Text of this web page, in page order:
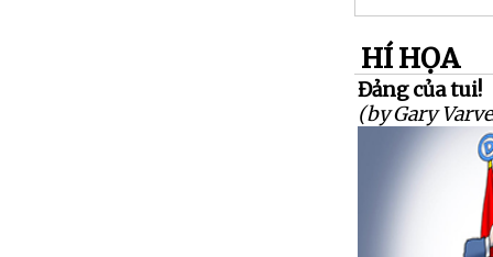
HÍ HỌA
Đảng của tui!
(by Gary